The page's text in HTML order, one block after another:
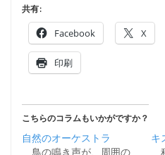
共有:
Facebook X
印刷
こちらのコラムもいかがですか？
自然のオーケストラ
鳥の鳴き声が、周囲の
キ